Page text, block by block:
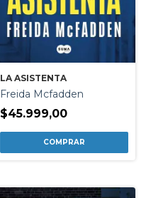
LA ASISTENTA
Freida Mcfadden
$45.999,00